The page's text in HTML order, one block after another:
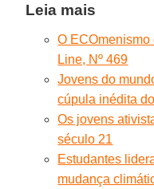
Leia mais
O ECOmenismo
Line, Nº 469
Jovens do
cúpula inédita
Os jovens
século 21
Estudantes
mudança